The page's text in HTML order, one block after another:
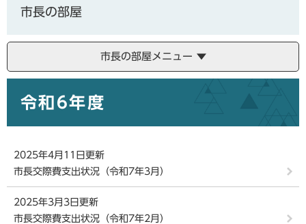
市長の部屋
市長の部屋メニュー
令和6年度
2025年4月11日更新
市長交際費支出状況（令和7年3月）
2025年3月3日更新
市長交際費支出状況（令和7年2月）